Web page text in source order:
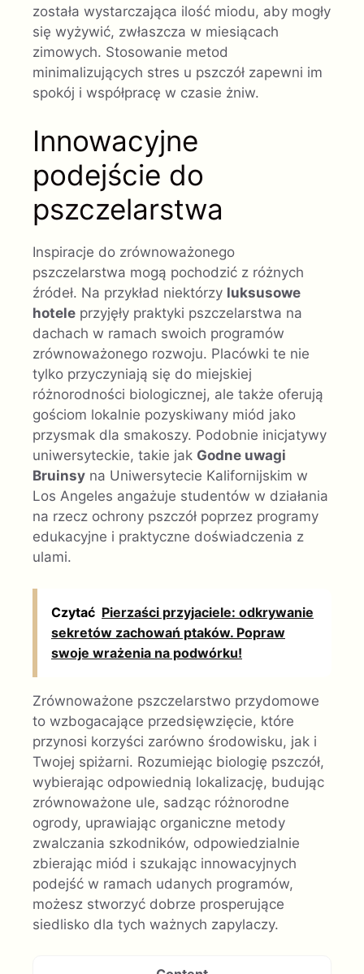
została wystarczająca ilość miodu, aby mogły
się wyżywić, zwłaszcza w miesiącach
zimowych. Stosowanie metod
minimalizujących stres u pszczół zapewni im
spokój i współpracę w czasie żniw.
Innowacyjne
podejście do
pszczelarstwa
Inspiracje do zrównoważonego
pszczelarstwa mogą pochodzić z różnych
źródeł. Na przykład niektórzy luksusowe
hotele przyjęły praktyki pszczelarstwa na
dachach w ramach swoich programów
zrównoważonego rozwoju. Placówki te nie
tylko przyczyniają się do miejskiej
różnorodności biologicznej, ale także oferują
gościom lokalnie pozyskiwany miód jako
przysmak dla smakoszy. Podobnie inicjatywy
uniwersyteckie, takie jak Godne uwagi
Bruinsy na Uniwersytecie Kalifornijskim w
Los Angeles angażuje studentów w działania
na rzecz ochrony pszczół poprzez programy
edukacyjne i praktyczne doświadczenia z
ulami.
Czytać Pierzaści przyjaciele: odkrywanie
sekretów zachowań ptaków. Popraw
swoje wrażenia na podwórku!
Zrównoważone pszczelarstwo przydomowe
to wzbogacające przedsięwzięcie, które
przynosi korzyści zarówno środowisku, jak i
Twojej spiżarni. Rozumiejąc biologię pszczół,
wybierając odpowiednią lokalizację, budując
zrównoważone ule, sadząc różnorodne
ogrody, uprawiając organiczne metody
zwalczania szkodników, odpowiedzialnie
zbierając miód i szukając innowacyjnych
podejść w ramach udanych programów,
możesz stworzyć dobrze prosperujące
siedlisko dla tych ważnych zapylaczy.